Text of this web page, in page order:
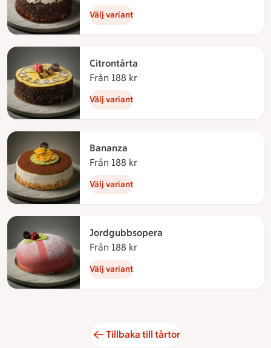
Välj variant
Citrontårta
Från 188 kr
Välj variant
Bananza
Från 188 kr
Välj variant
Jordgubbsopera
Från 188 kr
Välj variant
Tillbaka till tårtor